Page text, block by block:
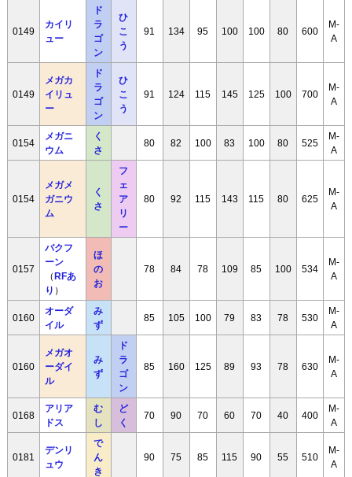
0149
カイリ
ュー
ド
ラ
ゴ
ン
ひ
こ
う
91 134 95 100 100 80 600
M-
A
0149
メガカ
イリュ
ー
ド
ラ
ゴ
ン
ひ
こ
う
91 124 115 145 125 100 700
M-
A
0154
メガニ
ウム
く
さ
80 82 100 83 100 80 525
M-
A
0154
メガメ
ガニウ
ム
く
さ
フ
ェ
ア
リ
ー
80 92 115 143 115 80 625
M-
A
0157
バクフ
ーン
（ RFあ
り ）
ほ
の
お
78 84 78 109 85 100 534
M-
A
0160
オーダ
イル
み
ず
85 105 100 79 83 78 530
M-
A
0160
メガオ
ーダイ
ル
み
ず
ド
ラ
ゴ
ン
85 160 125 89 93 78 630
M-
A
0168
アリア
ドス
む
し
ど
く
70 90 70 60 70 40 400
M-
A
0181
デンリ
ュウ
で
ん
き
90 75 85 115 90 55 510
M-
A